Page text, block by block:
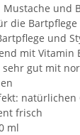
Mustache und
die
und
mit Vitamin
sehr gut mit
natürlichen
frisch
ml